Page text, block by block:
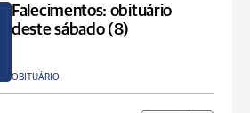
Falecimentos: obituário
deste sábado (8)
OBITUÁRIO